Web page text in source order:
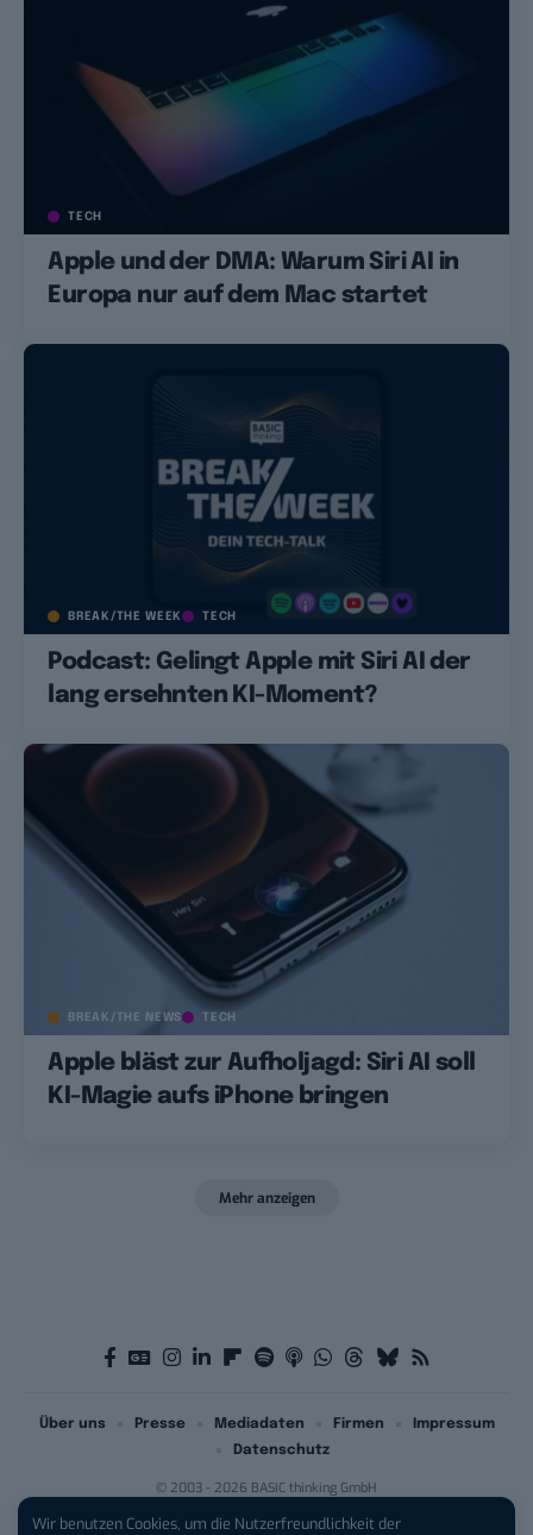
Wir benutzen Cookies, um die Nutzerfreundlichkeit der
TECH
Apple und der DMA: Warum Siri AI in
Europa nur auf dem Mac startet
BREAK/THE WEEK TECH
Podcast: Gelingt Apple mit Siri AI der
lang ersehnten KI-Moment?
BREAK/THE NEWS TECH
Apple bläst zur Aufholjagd: Siri AI soll
KI-Magie aufs iPhone bringen
Mehr anzeigen
© 2003 - 2026 BASIC thinking GmbH
Über uns Presse Mediadaten Firmen
Impressum
Datenschutz